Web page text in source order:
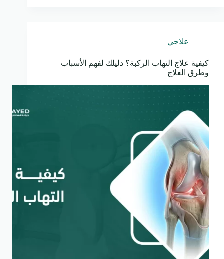
علاجي
كيفية علاج التهاب الركبة؟ دليلك لفهم الأسباب
وطرق العلاج